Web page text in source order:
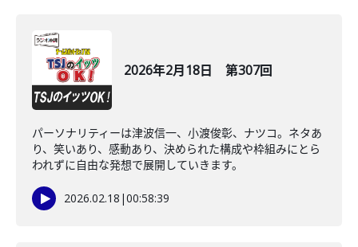
2026年2月18日 第307回
パーソナリティーは津波信一、小渡俊彰、ナツコ。ネタあ
り、笑いあり、感動あり、決められた構成や枠組みにとら
われずに自由な発想で展開していきます。
2026.02.18 |00:58:39